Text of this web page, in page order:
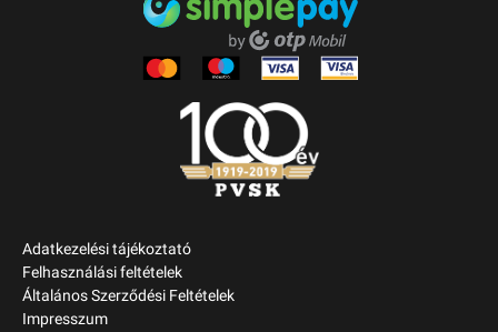
Adatkezelési tájékoztató
Felhasználási feltételek
Általános Szerződési Feltételek
Impresszum